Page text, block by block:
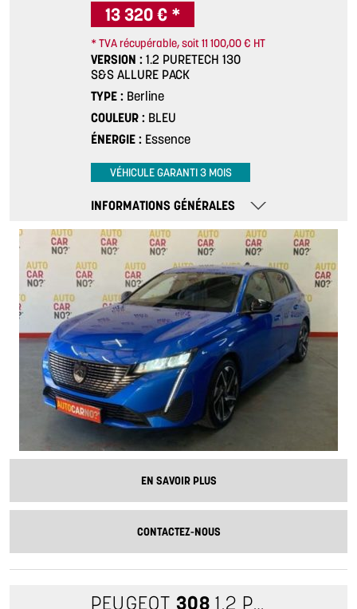
13 320 € *
* TVA récupérable, soit 11 100,00 € HT
VERSION
1.2 PURETECH 130
S&S ALLURE PACK
TYPE
Berline
COULEUR
BLEU
ÉNERGIE
Essence
VÉHICULE GARANTI 3 MOIS
INFORMATIONS GÉNÉRALES
EN SAVOIR PLUS
CONTACTEZ-NOUS
PEUGEOT 308 1.2 PURETECH 130 S&S ALLURE